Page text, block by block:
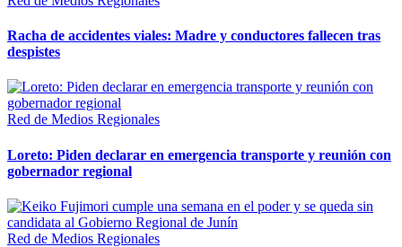
Racha de accidentes viales: Madre y conductores fallecen tras
despistes
Red de Medios Regionales
Loreto: Piden declarar en emergencia transporte y reunión con
gobernador regional
Red de Medios Regionales